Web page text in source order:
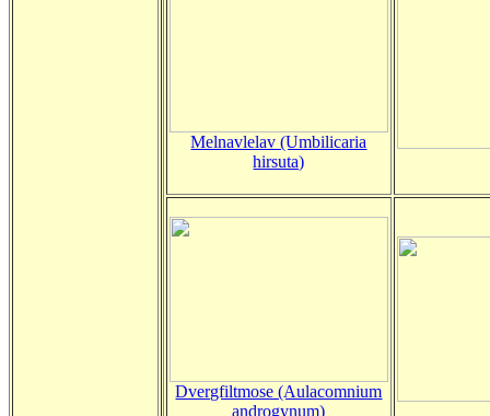
Melnavlelav (Umbilicaria
hirsuta)
Dvergfiltmose (Aulacomnium
androgynum)